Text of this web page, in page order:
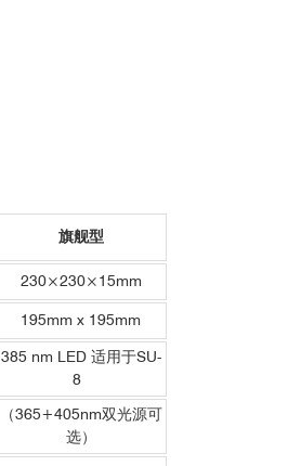
旗舰型
230×230×15mm
195mm x 195mm
385 nm LED 适用于SU-
8
（365+405nm双光源可
选）